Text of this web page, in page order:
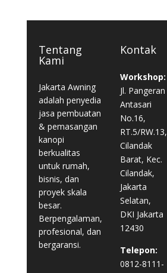
Tentang
Kami
Jakarta Awning
adalah penyedia
jasa pembuatan
& pemasangan
kanopi
berkualitas
untuk rumah,
bisnis, dan
proyek skala
besar.
Berpengalaman,
profesional, dan
bergaransi.
Kontak
Workshop:
Jl. Pangeran
Antasari
No.16,
RT.5/RW.13,
Cilandak
Barat, Kec.
Cilandak,
Jakarta
Selatan,
DKI Jakarta
12430
Telepon:
0812-8111-